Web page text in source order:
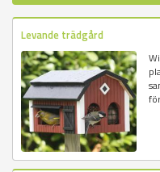
Levande trädgård